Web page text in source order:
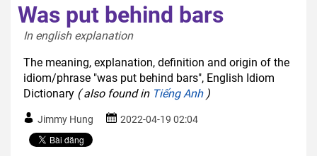
Was put behind bars
In english explanation
The meaning, explanation, definition and origin of the
idiom/phrase "was put behind bars", English Idiom
Dictionary ( also found in Tiếng Anh)
Jimmy Hung 2022-04-19 02:04